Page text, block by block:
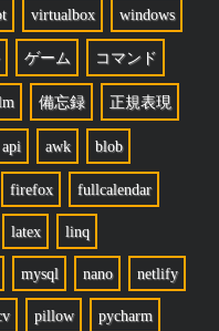
virtualbox windows
ゲーム コマンド
備忘録 正規表現
api awk blob
firefox fullcalendar
latex linq
mysql nano netlify
pillow pycharm